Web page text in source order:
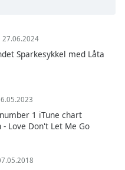
27.06.2024
Sparkesykkel med Låta
1 iTune chart
Love Don't Let Me Go